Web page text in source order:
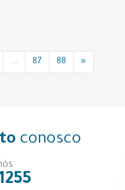
... 87 88 »
conosco